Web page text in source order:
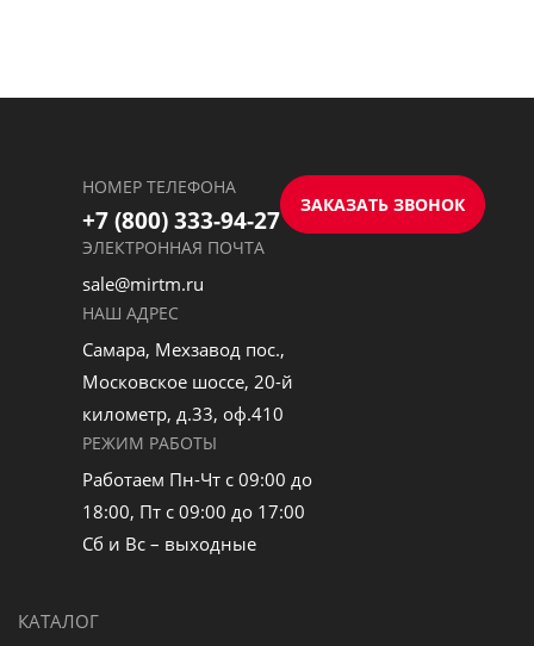
НОМЕР ТЕЛЕФОНА
+7 (800) 333-94-27
ЗАКАЗАТЬ ЗВОНОК
ЭЛЕКТРОННАЯ ПОЧТА
sale@mirtm.ru
НАШ АДРЕС
Самара, Мехзавод пос.,
Московское шоссе, 20-й
километр, д.33, оф.410
РЕЖИМ РАБОТЫ
Работаем Пн-Чт с 09:00 до
18:00, Пт с 09:00 до 17:00
Сб и Вс – выходные
КАТАЛОГ